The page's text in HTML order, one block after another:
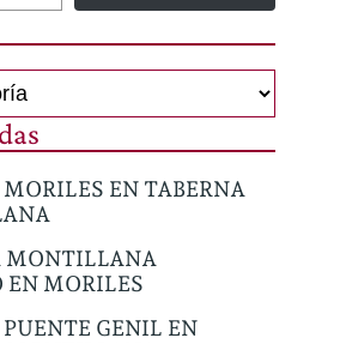
MORILES EN TABERNA
MONTILLANA
EN MORILES
PUENTE GENIL EN